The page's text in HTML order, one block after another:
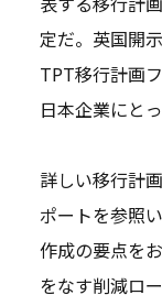
定だ。英国開
TPT移行計画
日本企業にと
詳しい移行計
ポートを参照
作成の要点を
をなす削減ロ